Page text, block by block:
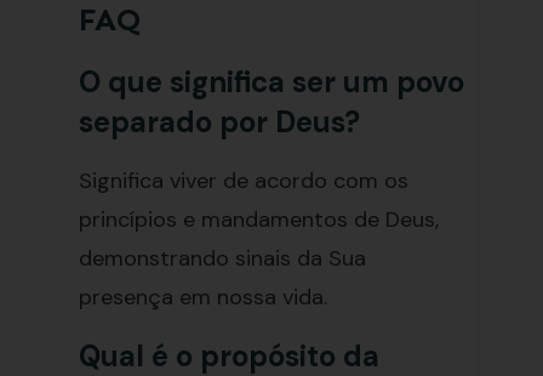
FAQ
O que significa ser um povo
separado por Deus?
Significa viver de acordo com os
princípios e mandamentos de Deus,
demonstrando sinais da Sua
presença em nossa vida.
Qual é o propósito da